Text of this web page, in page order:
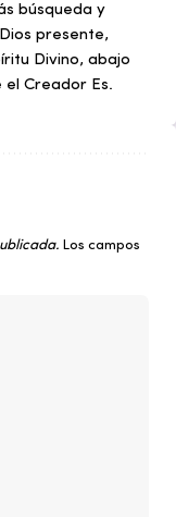
búsqueda y
presente,
Divino, abajo
el Creador Es.
Los campos